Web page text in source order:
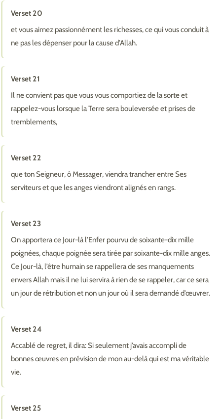
Verset 20
et vous aimez passionnément les richesses, ce qui vous conduit à
ne pas les dépenser pour la cause d’Allah.
Verset 21
Il ne convient pas que vous vous comportiez de la sorte et
rappelez-vous lorsque la Terre sera bouleversée et prises de
tremblements,
Verset 22
que ton Seigneur, ô Messager, viendra trancher entre Ses
serviteurs et que les anges viendront alignés en rangs.
Verset 23
On apportera ce Jour-là l’Enfer pourvu de soixante-dix mille
poignées, chaque poignée sera tirée par soixante-dix mille anges.
Ce Jour-là, l’être humain se rappellera de ses manquements
envers Allah mais il ne lui servira à rien de se rappeler, car ce sera
un jour de rétribution et non un jour où il sera demandé d’œuvrer.
Verset 24
Accablé de regret, il dira: Si seulement j’avais accompli de
bonnes œuvres en prévision de mon au-delà qui est ma véritable
vie.
Verset 25